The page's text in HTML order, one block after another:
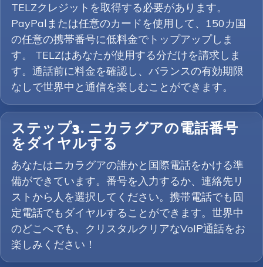
TELZクレジットを取得する必要があります。
PayPalまたは任意のカードを使用して、150カ国
の任意の携帯番号に低料金でトップアップしま
す。 TELZはあなたが使用する分だけを請求しま
す。通話前に料金を確認し、バランスの有効期限
なしで世界中と通信を楽しむことができます。
ステップ3. ニカラグアの電話番号
をダイヤルする
あなたはニカラグアの誰かと国際電話をかける準
備ができています。番号を入力するか、連絡先リ
ストから人を選択してください。携帯電話でも固
定電話でもダイヤルすることができます。世界中
のどこへでも、クリスタルクリアなVoIP通話をお
楽しみください！